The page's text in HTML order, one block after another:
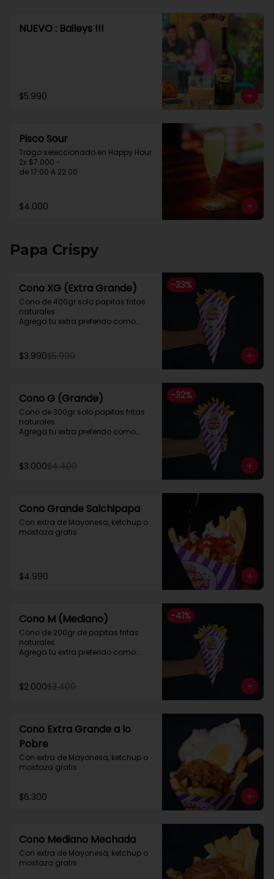
NUEVO : Baileys !!!
$5.990
Pisco Sour
Trago seleccionado en Happy Hour
2x $7.000.-
de 17:00 A 22:00
$4.000
Papa Crispy
-33%
Cono XG (Extra Grande)
Cono de 400gr solo papitas fritas
naturales
Agrega tu extra preferido como
y mucho mas....
$3.990$5.990
-32%
Cono G (Grande)
Cono de 300gr solo papitas fritas
naturales.
Agrega tu extra preferido como
y mucho mas....
$3.000$4.400
Cono Grande Salchipapa
Con extra de Mayonesa, ketchup o
mostaza gratis
$4.990
-41%
Cono M (Mediano)
Cono de 200gr de papitas fritas
naturales.
Agrega tu extra preferido como
y mucho mas....
$2.000$3.400
Cono Extra Grande a lo
Pobre
Con extra de Mayonesa, ketchup o
mostaza gratis
$6.300
Cono Mediano Mechada
Con extra de Mayonesa, ketchup o
mostaza gratis